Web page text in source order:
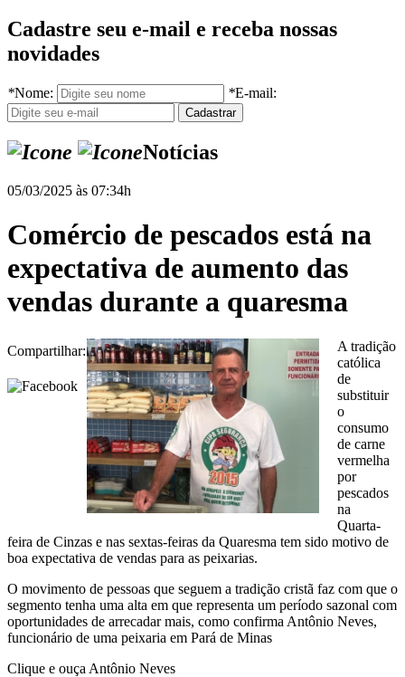
Cadastre seu e-mail e receba nossas
novidades
*Nome: *E-mail:
Notícias
05/03/2025 às 07:34h
Comércio de pescados está na
expectativa de aumento das
vendas durante a quaresma
Compartilhar:
A tradição
católica
de
substituir
o
consumo
de carne
vermelha
por
pescados
na
Quarta-
feira de Cinzas e nas sextas-feiras da Quaresma tem sido motivo de
boa expectativa de vendas para as peixarias.
O movimento de pessoas que seguem a tradição cristã faz com que o
segmento tenha uma alta em que representa um período sazonal com
oportunidades de arrecadar mais, como confirma Antônio Neves,
funcionário de uma peixaria em Pará de Minas
Clique e ouça Antônio Neves